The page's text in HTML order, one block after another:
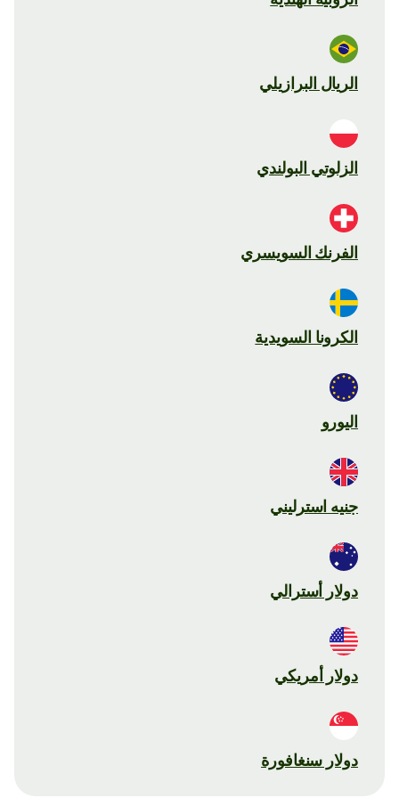
الريال البرازيلي
الزلوتي البولندي
الفرنك السويسري
الكرونا السويدية
اليورو
جنيه استرليني
دولار أسترالي
دولار أمريكي
دولار سنغافورة